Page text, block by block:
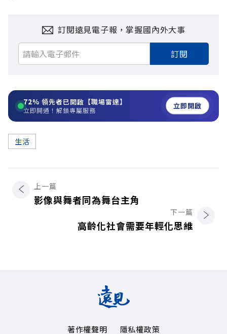
訂閱遠見電子報，掌握國內外大事
訂閱
72% 領先者已開啟【職場雷達】
立即開通！解鎖專屬服務 立即開啟
生活
上一篇
影像與舞者同為舞台主角
下一篇
高齡化社會需要年輕化思維
著作權聲明 隱私權政策